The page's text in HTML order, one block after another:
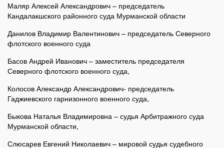
Маляр Алексей Александрович – председатель
Кандалакшского районного суда Мурманской области
Данилов Владимир Валентинович – председатель Северного
флотского военного суда
Басов Андрей Иванович – заместитель председателя
Северного флотского военного суда,
Колосов Александр Александрович- председатель
Гаджиевского гарнизонного военного суда,
Быкова Наталья Владимировна – судья Арбитражного суда
Мурманской области,
Слюсарев Евгений Николаевич – мировой судья судебного